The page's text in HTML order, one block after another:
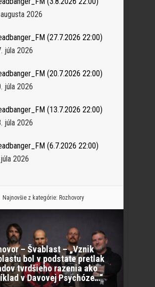
2026
(27.7.2026 22:00)
júla 2026
(20.7.2026 22:00)
júla 2026
(13.7.2026 22:00)
júla 2026
(6.7.2026 22:00)
2026
Najnovšie z kategórie: Rozhovory
– Švablast – „Vznik
bol v podstate pretlak
tvrdšieho razenia ako
v Davovej Psychóze…“